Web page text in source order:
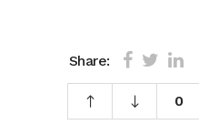
Share:
0